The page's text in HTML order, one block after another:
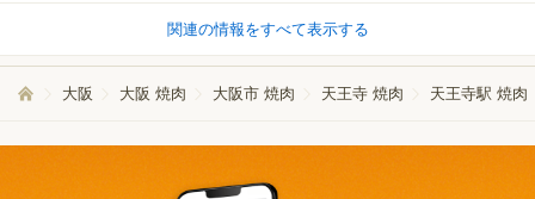
関連の情報をすべて表示する
大阪 大阪 焼肉 大阪市 焼肉 天王寺 焼肉 天王寺駅 焼肉